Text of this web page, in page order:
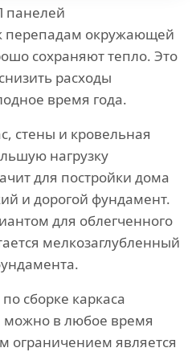
панелей
перепадам окружающей
сохраняют тепло. Это
расходы
время года.
стены и кровельная
нагрузку
для постройки дома
и дорогой фундамент.
для облегченного
мелкозаглубленный
сборке каркаса
можно в любое время
ограничением является